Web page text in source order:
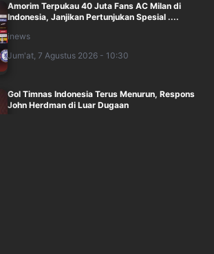
Amorim Terpukau 40 Juta Fans AC Milan di
Indonesia, Janjikan Pertunjukan Spesial ....
inews
Jum'at, 7 Agustus 2026 - 10:30
Gol Timnas Indonesia Terus Menurun, Respons
John Herdman di Luar Dugaan